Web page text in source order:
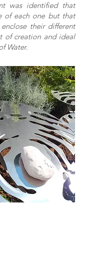
was identified that
of each one but that
their different
of creation and ideal
Water.